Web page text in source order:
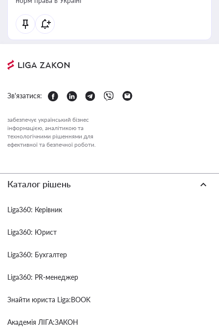
Зв'язатися:
забезпечує український бізнес
інформацією, аналітикою та
технологічними рішеннями для
ефективної та безпечної роботи.
Каталог рішень
Liga360: Керівник
Liga360: Юрист
Liga360: Бухгалтер
Liga360: PR-менеджер
Знайти юриста Liga:BOOK
Академія ЛІГА:ЗАКОН